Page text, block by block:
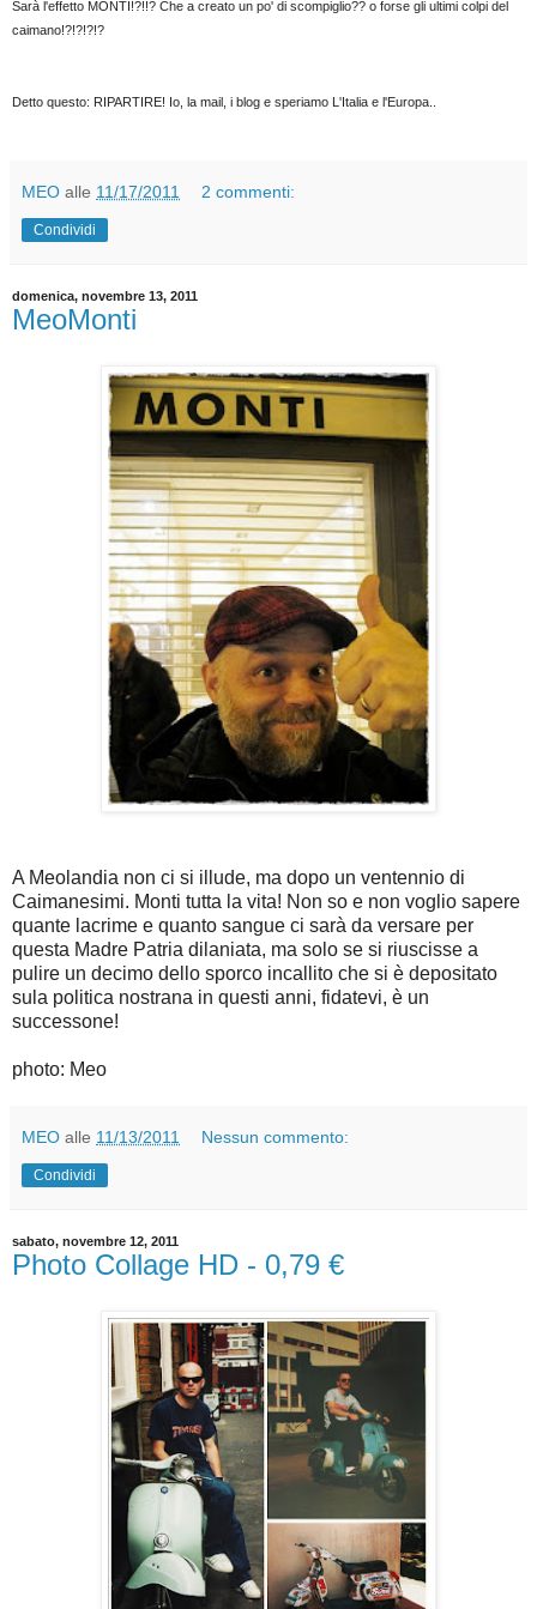
Sarà l'effetto MONTI!?!!? Che a creato un po' di scompiglio?? o forse gli ultimi colpi del
caimano!?!?!?!?
Detto questo: RIPARTIRE! Io, la mail, i blog e speriamo L'Italia e l'Europa..
MEO alle 11/17/2011 2 commenti:
Condividi
domenica, novembre 13, 2011
MeoMonti
A Meolandia non ci si illude, ma dopo un ventennio di
Caimanesimi. Monti tutta la vita! Non so e non voglio sapere
quante lacrime e quanto sangue ci sarà da versare per
questa Madre Patria dilaniata, ma solo se si riuscisse a
pulire un decimo dello sporco incallito che si è depositato
sula politica nostrana in questi anni, fidatevi, è un
successone!
photo: Meo
MEO alle 11/13/2011 Nessun commento:
Condividi
sabato, novembre 12, 2011
Photo Collage HD - 0,79 €